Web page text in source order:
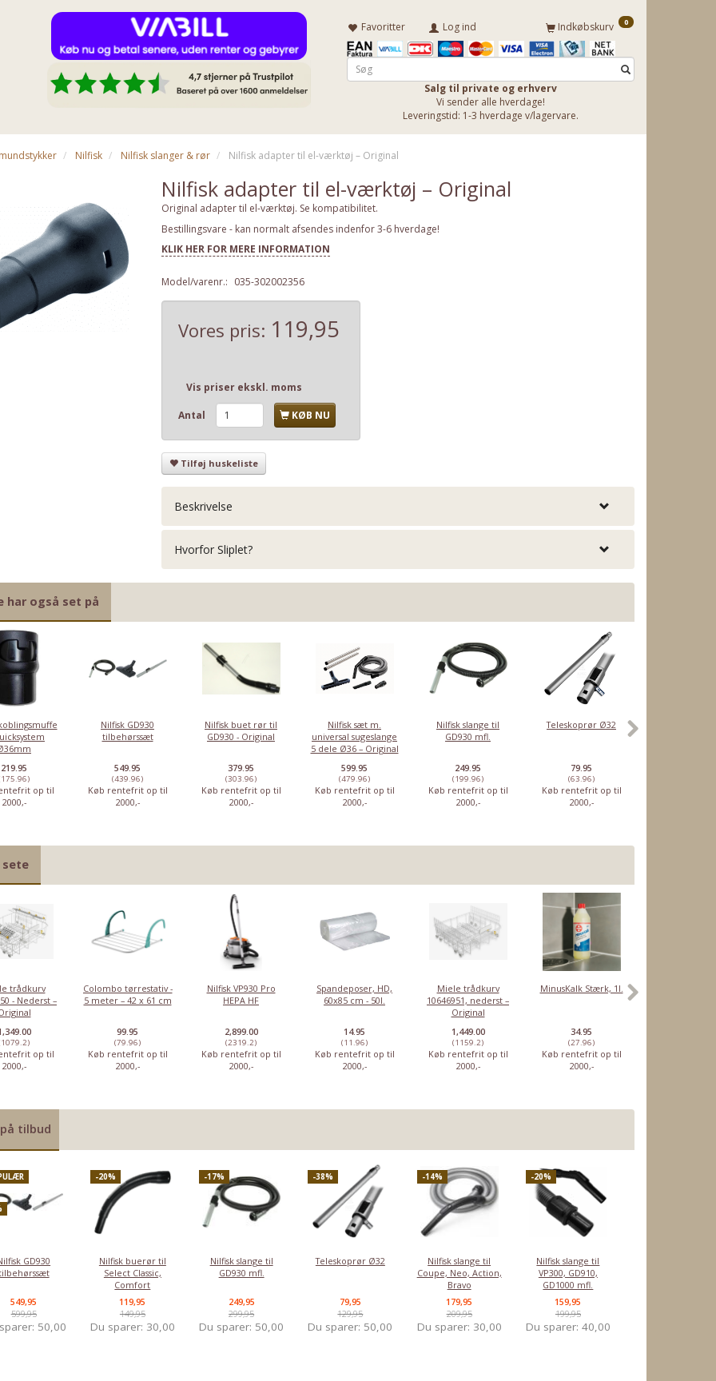
Indkøbskurv 0
Favoritter Log ind
Salg til private og erhverv
Vi sender alle hverdage!
Leveringstid: 1-3 hverdage v/lagervare.
Nilfisk Nilfisk slanger & rør Nilfisk adapter til el-værktøj – Original
Nilfisk adapter til el-værktøj – Original
Original adapter til el-værktøj. Se kompatibilitet.
Bestillingsvare - kan normalt afsendes indenfor 3-6 hverdage!
KLIK HER FOR MERE INFORMATION
Model/varenr.: 035-302002356
Vores pris: 119,95
Vis priser ekskl. moms
Antal KØB NU
Tilføj huskeliste
Beskrivelse
Hvorfor Sliplet?
har også set på
219.95
op til
2000,-
Nilfisk GD930
tilbehørssæt
549.95
(439.96)
Køb rentefrit op til
2000,-
Nilfisk buet rør til
GD930 - Original
379.95
(303.96)
Køb rentefrit op til
2000,-
Nilfisk sæt m.
universal sugeslange
5 dele Ø36 – Original
599.95
(479.96)
Køb rentefrit op til
2000,-
Nilfisk slange til
GD930 mfl.
249.95
(199.96)
Køb rentefrit op til
2000,-
Teleskoprør Ø32
79.95
(63.96)
Køb rentefrit op til
2000,-
sete
trådkurv
- Nederst –
op til
2000,-
Colombo tørrestativ -
5 meter – 42 x 61 cm
99.95
(79.96)
Køb rentefrit op til
2000,-
Nilfisk VP930 Pro
HEPA HF
2,899.00
(2319.2)
Køb rentefrit op til
2000,-
Spandeposer, HD,
60x85 cm - 50l.
14.95
(11.96)
Køb rentefrit op til
2000,-
Miele trådkurv
10646951, nederst –
Original
1,449.00
(1159.2)
Køb rentefrit op til
2000,-
MinusKalk Stærk, 1l.
34.95
(27.96)
Køb rentefrit op til
2000,-
tilbud
GD930
549,95
599,95
50,00
-20%
Nilfisk buerør til
Select Classic,
Comfort
119,95
149,95
Du sparer: 30,00
-17%
Nilfisk slange til
GD930 mfl.
249,95
299,95
Du sparer: 50,00
-38%
Teleskoprør Ø32
79,95
129,95
Du sparer: 50,00
-14%
Nilfisk slange til
Coupe, Neo, Action,
Bravo
179,95
209,95
Du sparer: 30,00
-20%
Nilfisk slange til
VP300, GD910,
GD1000 mfl.
159,95
199,95
Du sparer: 40,00